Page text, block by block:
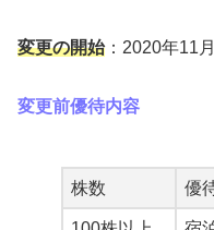
変更の開始：2020年11
変更前優待内容
株数 優